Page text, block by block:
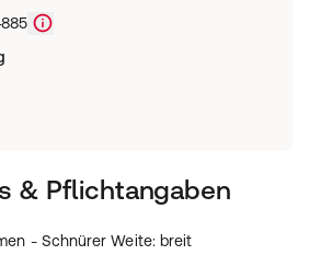
& Pflichtangaben
- Schnürer Weite: breit